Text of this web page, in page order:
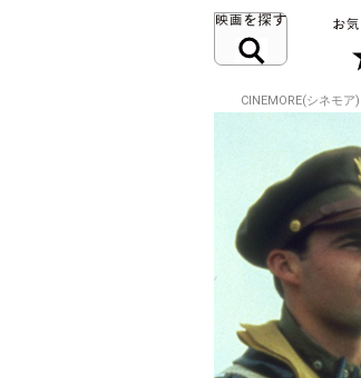
CINEMORE(シネモア)